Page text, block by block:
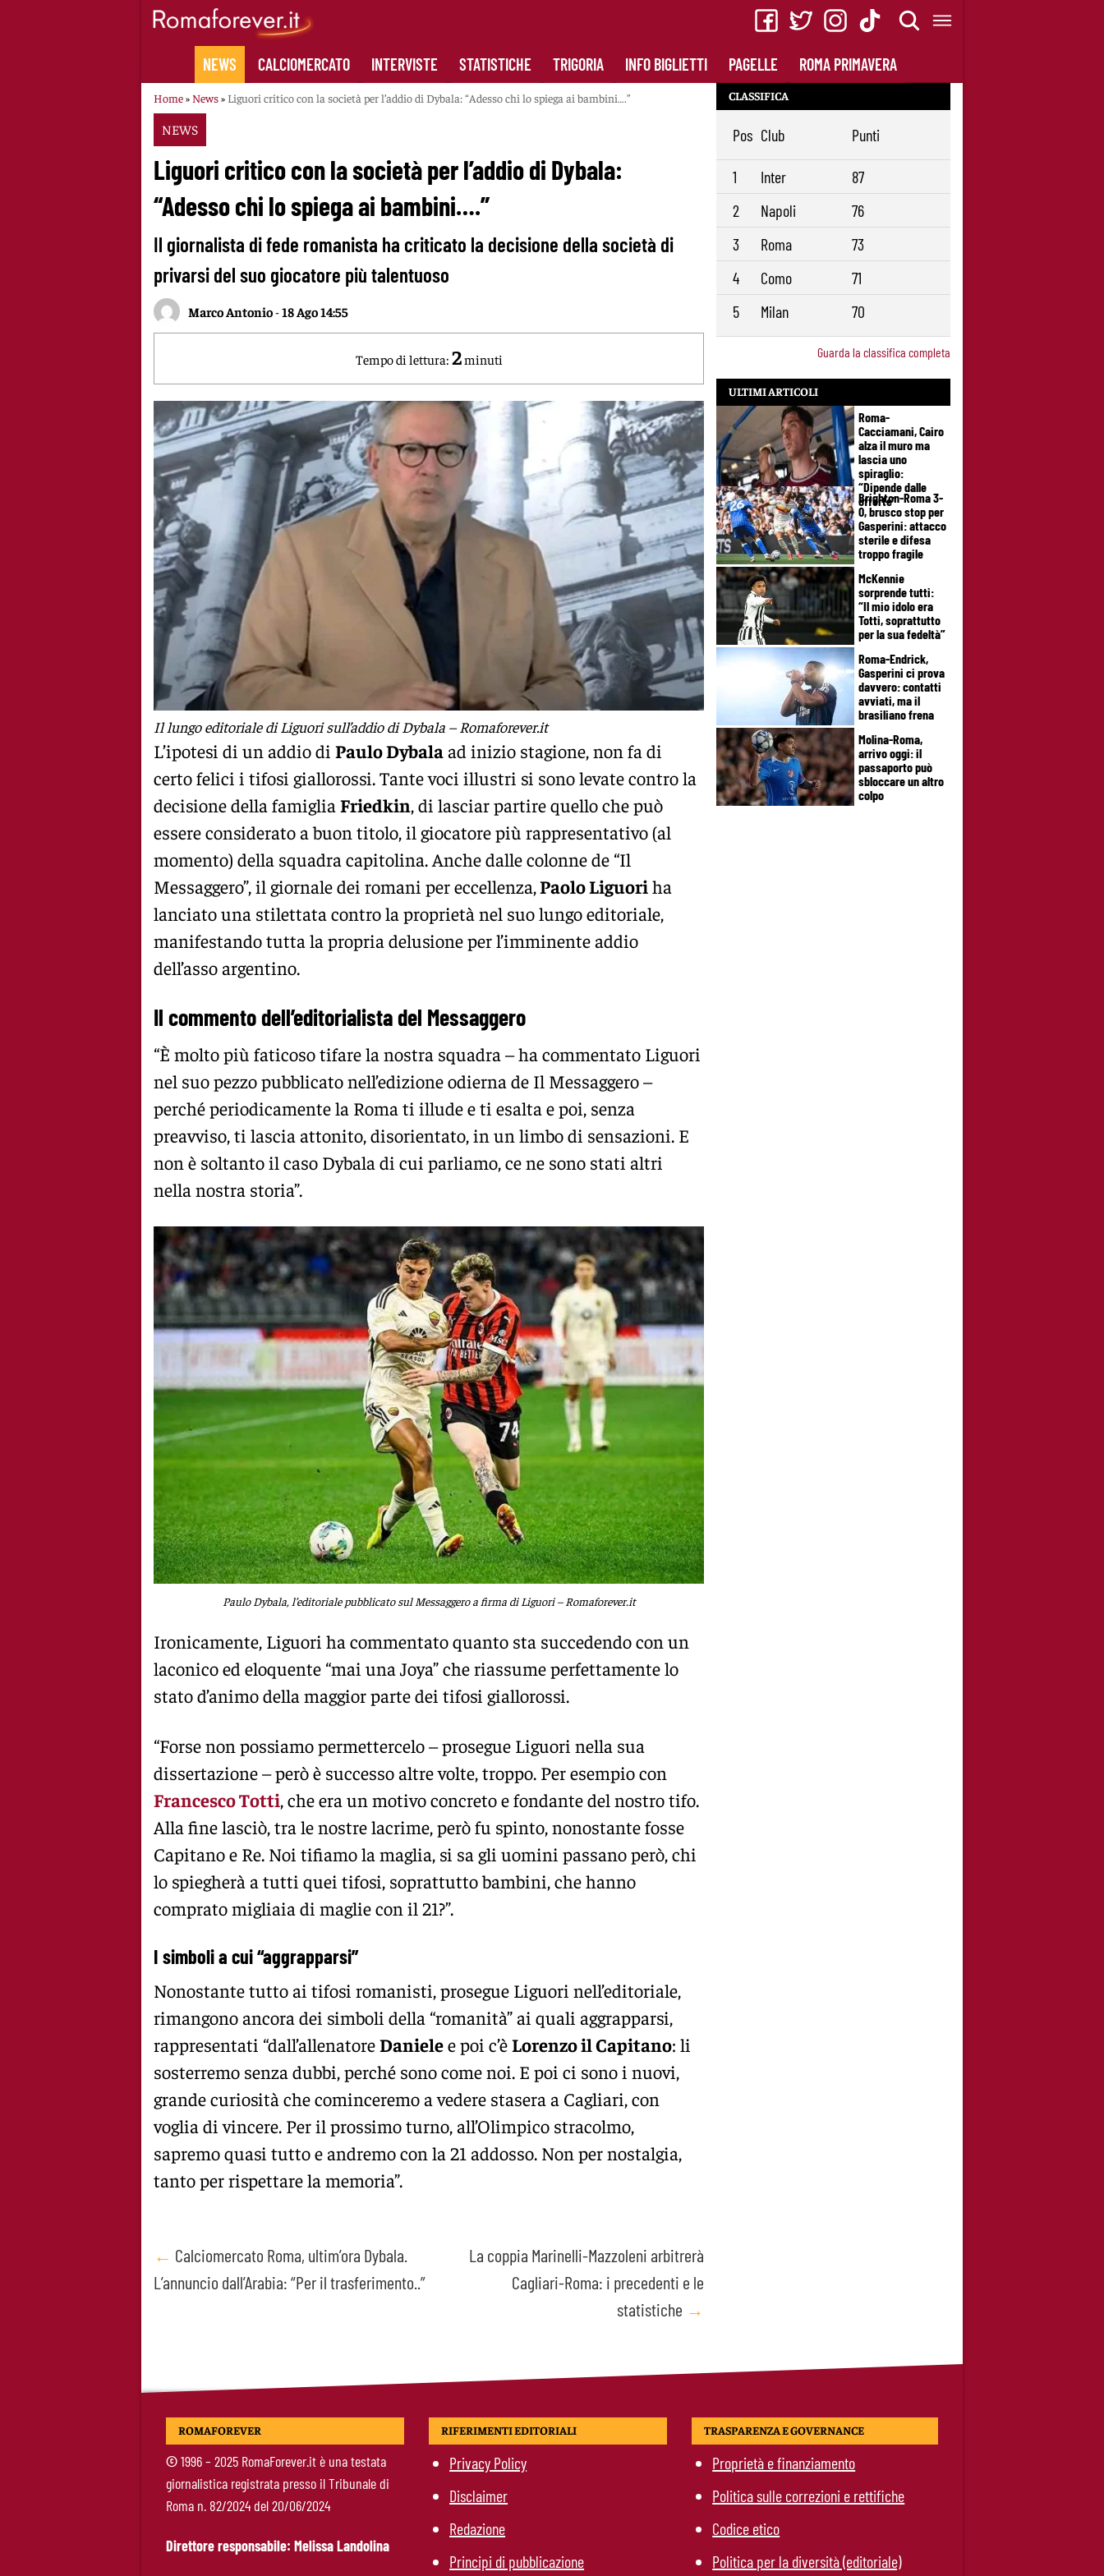
NEWS CALCIOMERCATO INTERVISTE STATISTICHE TRIGORIA INFO BIGLIETTI PAGELLE ROMA PRIMAVERA
Home» News» Liguori critico con la società per l’addio di Dybala: “Adesso chi lo spiega ai bambini….”
NEWS
Liguori critico con la società per l’addio di Dybala:
“Adesso chi lo spiega ai bambini….”
Il giornalista di fede romanista ha criticato la decisione della società di
privarsi del suo giocatore più talentuoso
Marco Antonio-18 Ago 14:55
Tempo di lettura: 2minuti
Il lungo editoriale di Liguori sull’addio di Dybala – Romaforever.it
L’ipotesi di un addio di Paulo Dybalaad inizio stagione, non fa di
certo felici i tifosi giallorossi. Tante voci illustri si sono levate contro la
decisione della famiglia Friedkin, di lasciar partire quello che può
essere considerato a buon titolo, il giocatore più rappresentativo (al
momento) della squadra capitolina. Anche dalle colonne de “Il
Messaggero”, il giornale dei romani per eccellenza,Paolo Liguoriha
lanciato una stilettata contro la proprietà nel suo lungo editoriale,
manifestando tutta la propria delusione per l’imminente addio
dell’asso argentino.
Il commento dell’editorialista del Messaggero
“È molto più faticoso tifare la nostra squadra – ha commentato Liguori
nel suo pezzo pubblicato nell’edizione odierna de Il Messaggero –
perché periodicamente la Roma ti illude e ti esalta e poi, senza
preavviso, ti lascia attonito, disorientato, in un limbo di sensazioni. E
non è soltanto il caso Dybala di cui parliamo, ce ne sono stati altri
nella nostra storia”.
Paulo Dybala, l’editoriale pubblicato sul Messaggero a firma di Liguori – Romaforever.it
Ironicamente, Liguori ha commentato quanto sta succedendo con un
laconico ed eloquente “mai una Joya” che riassume perfettamente lo
stato d’animo della maggior parte dei tifosi giallorossi.
“Forse non possiamo permettercelo – prosegue Liguori nella sua
dissertazione – però è successo altre volte, troppo. Per esempio con
Francesco Totti, che era un motivo concreto e fondante del nostro tifo.
Alla fine lasciò, tra le nostre lacrime, però fu spinto, nonostante fosse
Capitano e Re. Noi tifiamo la maglia, si sa gli uomini passano però, chi
lo spiegherà a tutti quei tifosi, soprattutto bambini, che hanno
comprato migliaia di maglie con il 21?”.
I simboli a cui “aggrapparsi”
Nonostante tutto ai tifosi romanisti, prosegue Liguori nell’editoriale,
rimangono ancora dei simboli della “romanità” ai quali aggrapparsi,
rappresentati “dall’allenatoreDanielee poi c’èLorenzo il Capitano: li
sosterremo senza dubbi, perché sono come noi. E poi ci sono i nuovi,
grande curiosità che cominceremo a vedere stasera a Cagliari, con
voglia di vincere. Per il prossimo turno, all’Olimpico stracolmo,
sapremo quasi tutto e andremo con la 21 addosso. Non per nostalgia,
tanto per rispettare la memoria”.
Post
navigation
← Calciomercato Roma, ultim’ora Dybala.
L’annuncio dall’Arabia: “Per il trasferimento..”
La coppia Marinelli-Mazzoleni arbitrerà
Cagliari-Roma: i precedenti e le
statistiche →
CLASSIFICA
Pos Club Punti
1 Inter
87
2
Napoli
76
3
Roma
73
4
Como
71
5
Milan 70
Guarda la classifica completa
ULTIMI ARTICOLI
Roma-
Cacciamani, Cairo
alza il muro ma
lascia uno
spiraglio:
“Dipende dalle
offerte”
Brighton-Roma 3-
0, brusco stop per
Gasperini: attacco
sterile e difesa
troppo fragile
McKennie
sorprende tutti:
“Il mio idolo era
Totti, soprattutto
per la sua fedeltà”
Roma-Endrick,
Gasperini ci prova
davvero: contatti
avviati, ma il
brasiliano frena
Molina-Roma,
arrivo oggi: il
passaporto può
sbloccare un altro
colpo
ROMAFOREVER
©1996 – 2025 RomaForever.it è una testata
giornalistica registrata presso il Tribunale di
Roma n. 82/2024 del 20/06/2024
Direttore responsabile: Melissa Landolina
RIFERIMENTI EDITORIALI
Privacy Policy
Disclaimer
Redazione
Principi di pubblicazione
TRASPARENZA E GOVERNANCE
Proprietà e finanziamento
Politica sulle correzioni e rettifiche
Codice etico
Politica per la diversità (editoriale)